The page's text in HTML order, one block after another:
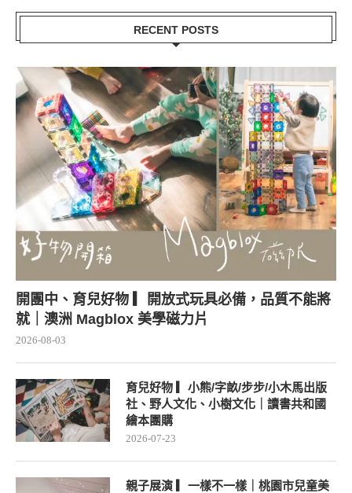
RECENT POSTS
開團中、育兒好物 ▎開放式玩具必備，品質不能將
就｜澳洲 Magblox 美學磁力片
2026-08-03
育兒好物 ▎小熊/字畝/步步/小木馬出版
社、野人文化、小樹文化｜讀書共和國
繪本團購
2026-07-23
親子展演 ▎一樣不一樣｜桃園市兒童美